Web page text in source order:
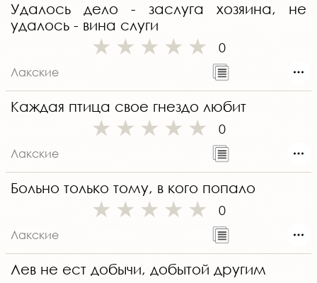
Удалось дело - заслуга хозяина, не
удалось - вина слуги
0
Лакские
Каждая птица свое гнездо любит
0
Лакские
Больно только тому, в кого попало
0
Лакские
Лев не ест добычи, добытой другим